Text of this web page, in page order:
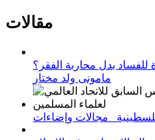
مقالات
بدل محاربة الفقر؟
مامونى ولد مختار
مجالات وإضاءات